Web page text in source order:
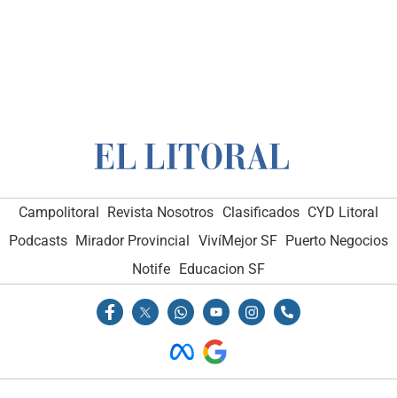
Campolitoral Revista Nosotros Clasificados CYD Litoral
Podcasts Mirador Provincial VivíMejor SF Puerto Negocios
Notife Educacion SF